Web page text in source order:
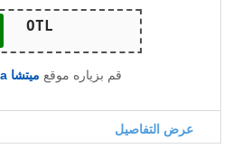
قم بزياره موقع ميتشا Mitcha
عرض التفاصيل